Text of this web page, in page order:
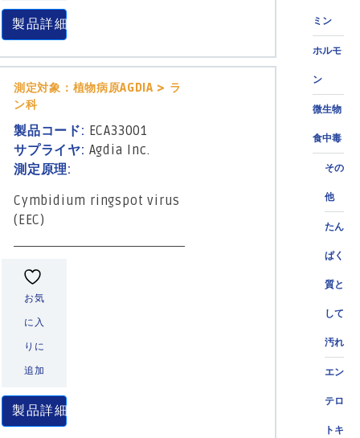
ミン
ホルモ
ン
微生物
食中毒
その
他
たん
ぱく
質と
して
汚れ
エン
テロ
トキ
製品詳細
測定対象：植物病原AGDIA > ラ
ン科
製品コード: ECA33001
サプライヤ: Agdia Inc.
測定原理:
Cymbidium ringspot virus
(EEC)
お気
に入
りに
追加
製品詳細